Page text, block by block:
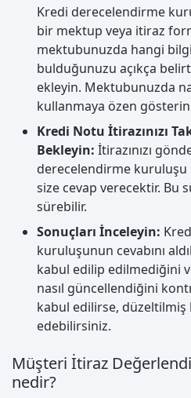
Kredi derecelendirme
bir mektup veya itiraz
mektubunuzda hangi
bulduğunuzu açıkça
ekleyin. Mektubunuzda
kullanmaya özen
Kredi Notu İtirazınızı
Bekleyin: İtirazınızı
derecelendirme kuruluşu
size cevap verecektir. Bu
sürebilir.
Sonuçları İnceleyin:
kuruluşunun cevabını
kabul edilip edilmediğini
nasıl güncellendiğini
kabul edilirse,
edebilirsiniz.
Müşteri İtiraz
nedir?